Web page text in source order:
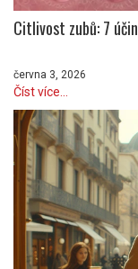
Citlivost zubů: 7
června 3, 2026
Číst více...